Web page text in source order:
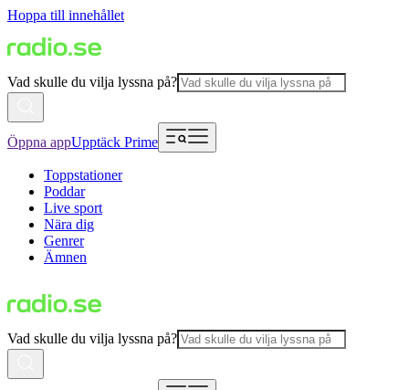
Hoppa till innehållet
Vad skulle du vilja lyssna på?
Öppna appUpptäck Prime
Toppstationer
Poddar
Live sport
Nära dig
Genrer
Ämnen
Vad skulle du vilja lyssna på?